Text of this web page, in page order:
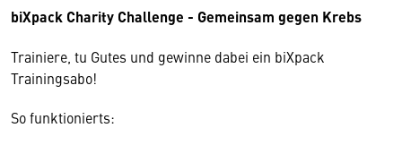
biXpack Charity Challenge - Gemeinsam gegen Krebs
Trainiere, tu Gutes und gewinne dabei ein biXpack
Trainingsabo!
So funktionierts: